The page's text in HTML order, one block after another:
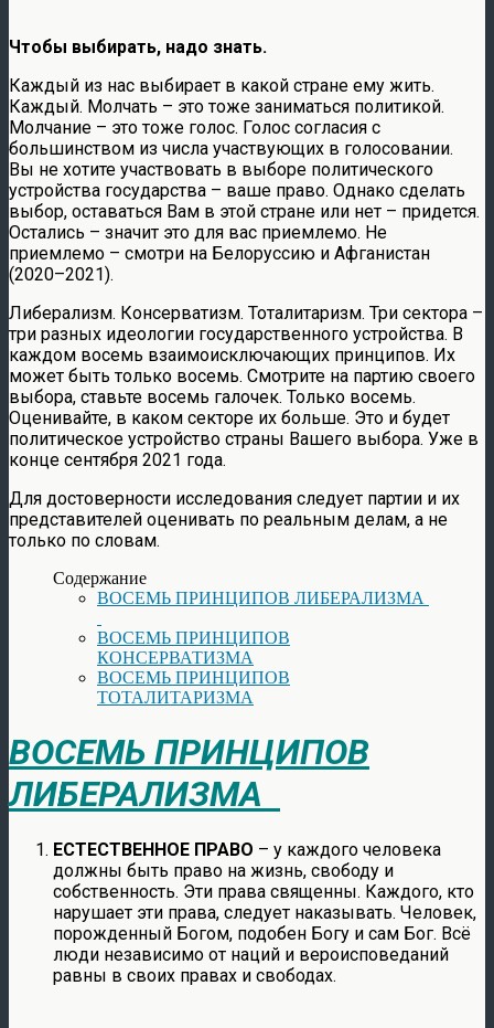
Чтобы выбирать, надо знать.
Каждый из нас выбирает в какой стране ему жить.
Каждый. Молчать – это тоже заниматься политикой.
Молчание – это тоже голос. Голос согласия с
большинством из числа участвующих в голосовании.
Вы не хотите участвовать в выборе политического
устройства государства – ваше право. Однако сделать
выбор, оставаться Вам в этой стране или нет – придется.
Остались – значит это для вас приемлемо. Не
приемлемо – смотри на Белоруссию и Афганистан
(2020–2021).
Либерализм. Консерватизм. Тоталитаризм. Три сектора –
три разных идеологии государственного устройства. В
каждом восемь взаимоисключающих принципов. Их
может быть только восемь. Смотрите на партию своего
выбора, ставьте восемь галочек. Только восемь.
Оценивайте, в каком секторе их больше. Это и будет
политическое устройство страны Вашего выбора. Уже в
конце сентября 2021 года.
Для достоверности исследования следует партии и их
представителей оценивать по реальным делам, а не
только по словам.
Содержание
ВОСЕМЬ ПРИНЦИПОВ ЛИБЕРАЛИЗМА
ВОСЕМЬ ПРИНЦИПОВ
КОНСЕРВАТИЗМА
ВОСЕМЬ ПРИНЦИПОВ
ТОТАЛИТАРИЗМА
ВОСЕМЬ ПРИНЦИПОВ
ЛИБЕРАЛИЗМА
ЕСТЕСТВЕННОЕ ПРАВО – у каждого человека
должны быть право на жизнь, свободу и
собственность. Эти права священны. Каждого, кто
нарушает эти права, следует наказывать. Человек,
порожденный Богом, подобен Богу и сам Бог. Всё
люди независимо от наций и вероисповеданий
равны в своих правах и свободах.